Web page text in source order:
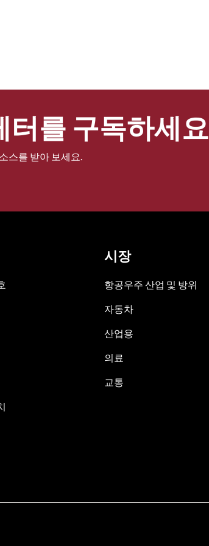
터를 구독하세요
스를 받아 보세요.
시장
항공우주 산업 및 방위
자동차
산업용
의료
교통